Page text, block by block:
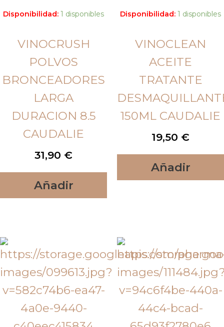
Disponibilidad: 1 disponibles
VINOCRUSH
POLVOS
BRONCEADORES
LARGA
DURACION 8.5
CAUDALIE
31,90 €
Añadir
Disponibilidad: 1 disponibles
VINOCLEAN
ACEITE
TRATANTE
150ML CAUDALIE
19,50 €
Añadir